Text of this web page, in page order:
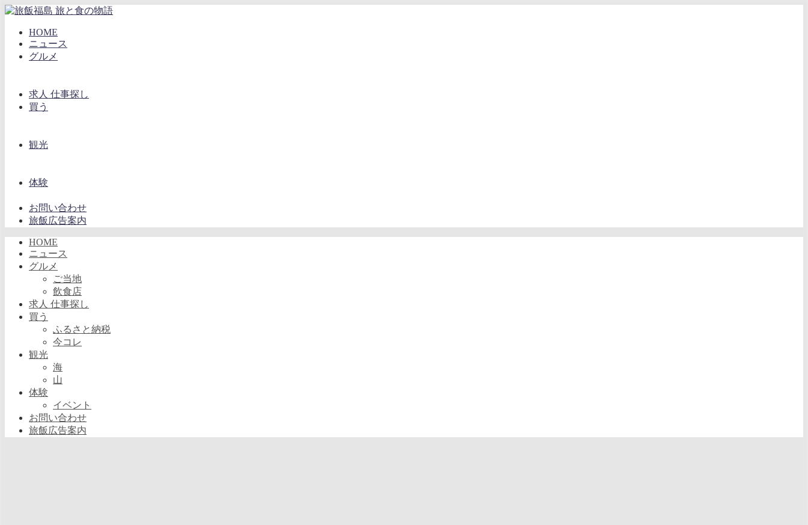
HOME
ニュース
グルメ
求人 仕事探し
買う
観光
体験
お問い合わせ
旅飯広告案内
HOME
ニュース
グルメ
ご当地
飲食店
求人 仕事探し
買う
ふるさと納税
今コレ
観光
海
山
体験
イベント
お問い合わせ
旅飯広告案内